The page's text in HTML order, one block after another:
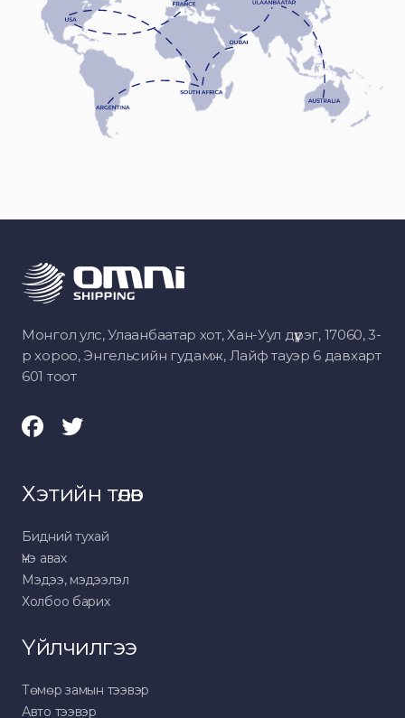
Монгол улс, Улаанбаатар хот, Хан-Уул дүүрэг, 17060, 3-
р хороо, Энгельсийн гудамж, Лайф тауэр 6 давхарт
601 тоот
Хэтийн төлөв
Бидний тухай
Үнэ авах
Мэдээ, мэдээлэл
Холбоо барих
Үйлчилгээ
Төмөр замын тээвэр
Авто тээвэр